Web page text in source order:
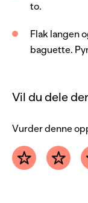
to.
Flak langen
baguette.
Vil du dele
Vurder denne